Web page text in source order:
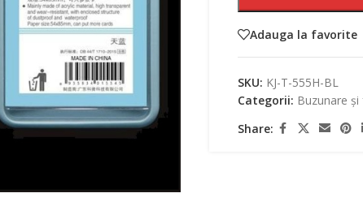
Adauga la favorite
SKU: KJ-T-555H-BL
Categorii: Buzunare
Share: